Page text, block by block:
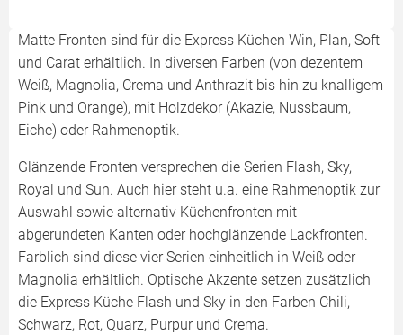
Matte Fronten sind für die Express Küchen Win, Plan, Soft
und Carat erhältlich. In diversen Farben (von dezentem
Weiß, Magnolia, Crema und Anthrazit bis hin zu knalligem
Pink und Orange), mit Holzdekor (Akazie, Nussbaum,
Eiche) oder Rahmenoptik.
Glänzende Fronten versprechen die Serien Flash, Sky,
Royal und Sun. Auch hier steht u.a. eine Rahmenoptik zur
Auswahl sowie alternativ Küchenfronten mit
abgerundeten Kanten oder hochglänzende Lackfronten.
Farblich sind diese vier Serien einheitlich in Weiß oder
Magnolia erhältlich. Optische Akzente setzen zusätzlich
die Express Küche Flash und Sky in den Farben Chili,
Schwarz, Rot, Quarz, Purpur und Crema.